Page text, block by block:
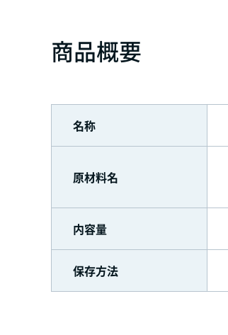
商品概要
名称
原材料名
内容量
保存方法